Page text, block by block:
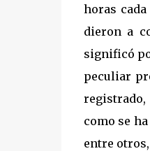
horas
dieron a
significó
peculiar
registrado,
como se
entre